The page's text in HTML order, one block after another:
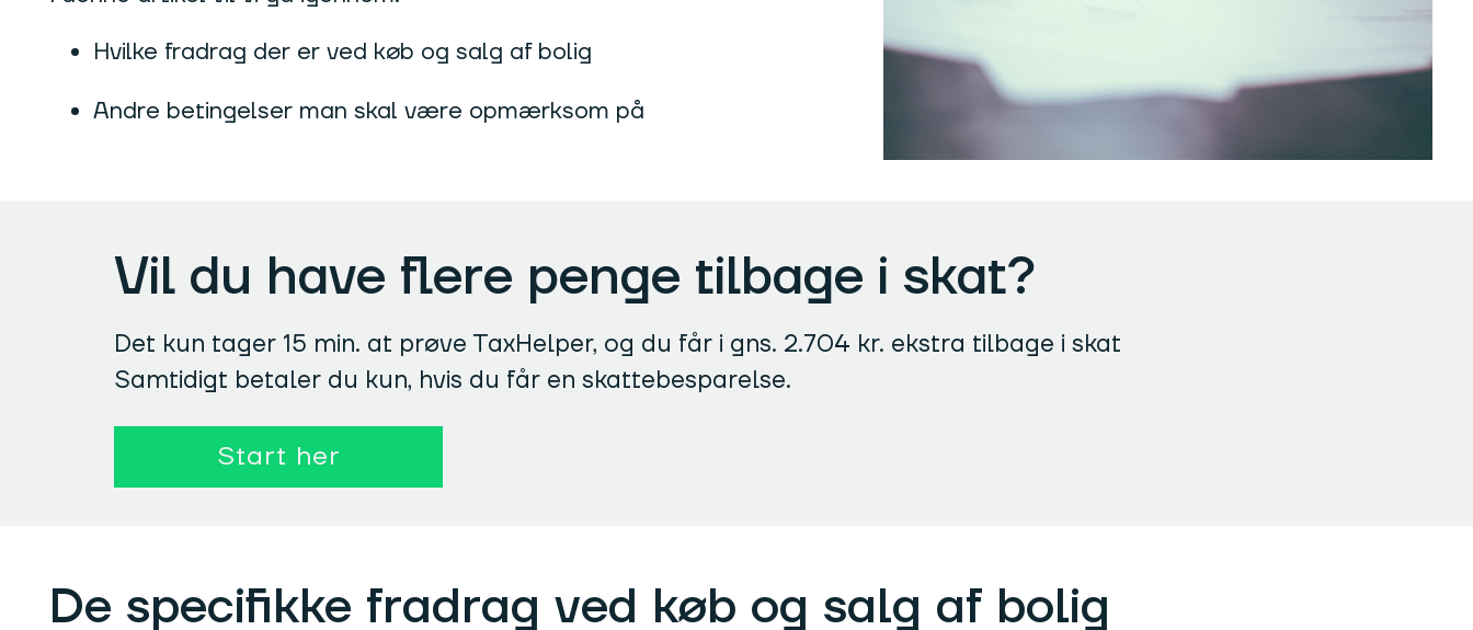
Hvilke fradrag der er ved køb og salg af bolig
Andre betingelser man skal være opmærksom på
Vil du have flere penge tilbage i skat?
Det kun tager 15 min. at prøve TaxHelper, og du får i gns. 2.704 kr. ekstra tilbage i skat
Samtidigt betaler du kun, hvis du får en skattebesparelse.
Start her
De specifikke fradrag ved køb og salg af bolig